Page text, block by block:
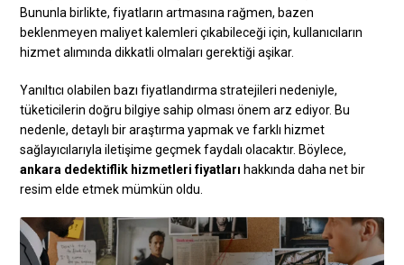
Bununla birlikte, fiyatların artmasına rağmen, bazen
beklenmeyen maliyet kalemleri çıkabileceği için, kullanıcıların
hizmet alımında dikkatli olmaları gerektiği aşikar.
Yanıltıcı olabilen bazı fiyatlandırma stratejileri nedeniyle,
tüketicilerin doğru bilgiye sahip olması önem arz ediyor. Bu
nedenle, detaylı bir araştırma yapmak ve farklı hizmet
sağlayıcılarıyla iletişime geçmek faydalı olacaktır. Böylece,
ankara dedektiflik hizmetleri fiyatları hakkında daha net bir
resim elde etmek mümkün oldu.